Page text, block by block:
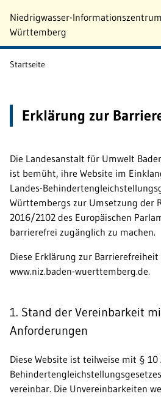
Zum Hauptinhalt springen
Niedrigwasser-
Württemberg
Startseite
Erklärung zur
Die Landesanstalt für Umwelt
ist bemüht, ihre Website im
Landes-
Württembergs zur Umsetzung der
2016/2102 des Europäischen
barrierefrei zugänglich zu machen.
Diese Erklärung zur
www.niz.baden-wuerttemberg.de.
1. Stand der Vereinbarkeit
Anforderungen
Diese Website ist teilweise mit § 10
vereinbar. Die Unvereinbarkeiten